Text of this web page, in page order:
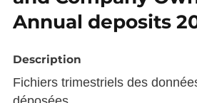
Annual deposits
Description
Fichiers trimestriels des